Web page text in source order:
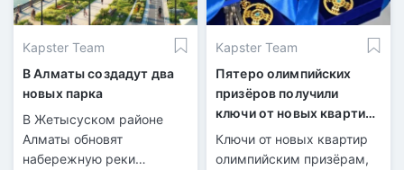
строительстве объектов.
Kapster Team
В Алматы создадут два
новых парка
В Жетысуском районе
Алматы обновят
набережную реки
Kapster Team
Пятеро олимпийских
призёров получили
ключи от новых квартир
в Алматы
Ключи от новых квартир
олимпийским призёрам,